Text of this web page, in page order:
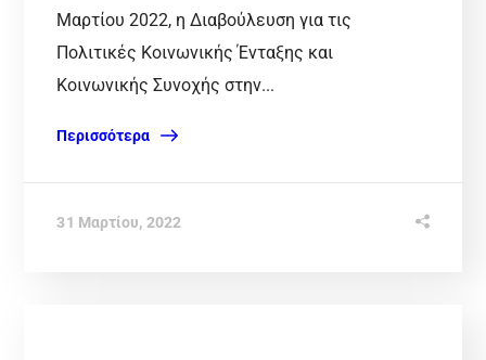
Μαρτίου 2022, η Διαβούλευση για τις
Πολιτικές Κοινωνικής Ένταξης και
Κοινωνικής Συνοχής στην...
Περισσότερα
31 Μαρτίου, 2022